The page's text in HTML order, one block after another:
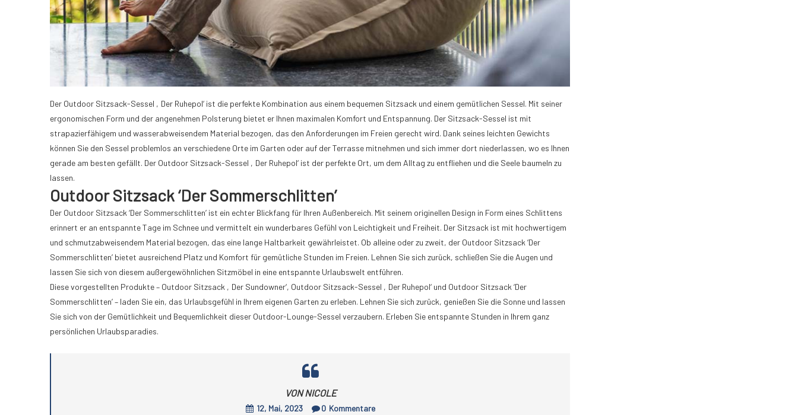
Der Outdoor Sitzsack-Sessel ‚Der Ruhepol‘ ist die perfekte Kombination aus einem bequemen Sitzsack und einem gemütlichen Sessel. Mit seiner
ergonomischen Form und der angenehmen Polsterung bietet er Ihnen maximalen Komfort und Entspannung. Der Sitzsack-Sessel ist mit
strapazierfähigem und wasserabweisendem Material bezogen, das den Anforderungen im Freien gerecht wird. Dank seines leichten Gewichts
können Sie den Sessel problemlos an verschiedene Orte im Garten oder auf der Terrasse mitnehmen und sich immer dort niederlassen, wo es Ihnen
gerade am besten gefällt. Der Outdoor Sitzsack-Sessel ‚Der Ruhepol‘ ist der perfekte Ort, um dem Alltag zu entfliehen und die Seele baumeln zu
lassen.
Outdoor Sitzsack ‘Der Sommerschlitten’
Der Outdoor Sitzsack ‘Der Sommerschlitten’ ist ein echter Blickfang für Ihren Außenbereich. Mit seinem originellen Design in Form eines Schlittens
erinnert er an entspannte Tage im Schnee und vermittelt ein wunderbares Gefühl von Leichtigkeit und Freiheit. Der Sitzsack ist mit hochwertigem
und schmutzabweisendem Material bezogen, das eine lange Haltbarkeit gewährleistet. Ob alleine oder zu zweit, der Outdoor Sitzsack ‘Der
Sommerschlitten’ bietet ausreichend Platz und Komfort für gemütliche Stunden im Freien. Lehnen Sie sich zurück, schließen Sie die Augen und
lassen Sie sich von diesem außergewöhnlichen Sitzmöbel in eine entspannte Urlaubswelt entführen.
Diese vorgestellten Produkte – Outdoor Sitzsack ‚Der Sundowner‘, Outdoor Sitzsack-Sessel ‚Der Ruhepol‘ und Outdoor Sitzsack ‘Der
Sommerschlitten’ – laden Sie ein, das Urlaubsgefühl in Ihrem eigenen Garten zu erleben. Lehnen Sie sich zurück, genießen Sie die Sonne und lassen
Sie sich von der Gemütlichkeit und Bequemlichkeit dieser Outdoor-Lounge-Sessel verzaubern. Erleben Sie entspannte Stunden in Ihrem ganz
persönlichen Urlaubsparadies.
VON NICOLE
12, Mai, 2023 0 Kommentare